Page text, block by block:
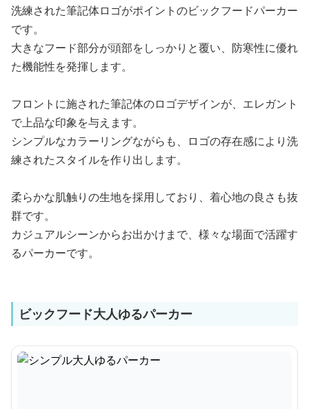
洗練された筆記体ロゴがポイントのビックフードパーカー
です。
大きなフード部分が頭部をしっかりと覆い、防寒性に優れ
た機能性を発揮します。
フロントに施された筆記体のロゴデザインが、エレガント
で上品な印象を与えます。
シンプルなカラーリングながらも、ロゴの存在感により洗
練されたスタイルを作り出します。
柔らかな肌触りの生地を採用しており、着心地の良さも抜
群です。
カジュアルシーンからお出かけまで、様々な場面で活躍す
るパーカーです。
ビックフード大人ゆるパーカー